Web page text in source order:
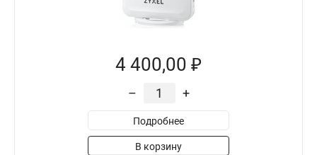
4 400,00 ₽
– +
Подробнее
В корзину